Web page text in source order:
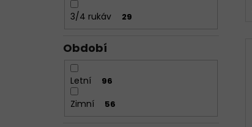
3/4 rukáv 29
Období
Letní 96
Zimní 56